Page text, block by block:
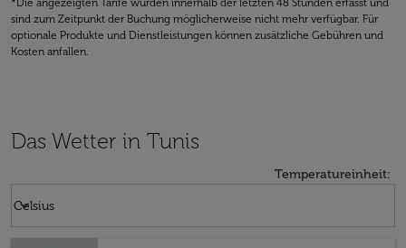
*Die angezeigten Tarife wurden innerhalb der letzten 48 Stunden erfasst und
sind zum Zeitpunkt der Buchung möglicherweise nicht mehr verfügbar. Für
optionale Produkte und Dienstleistungen können zusätzliche Gebühren und
Kosten anfallen.
Das Wetter in Tunis
Temperatureinheit:
Celsius
keyboard_arrow_down